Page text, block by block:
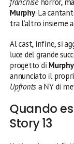
Murphy. La
tra l’altro insieme
Al cast, infine, si
luce del grande
progetto di Murphy
annunciato il
Upfrontsa NY di
Quando
Story 13